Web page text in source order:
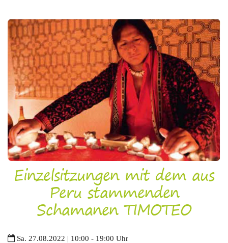
Einzelsitzungen mit dem aus
Peru stammenden
Schamanen TIMOTEO
Sa. 27.08.2022 | 10:00 - 19:00 Uhr